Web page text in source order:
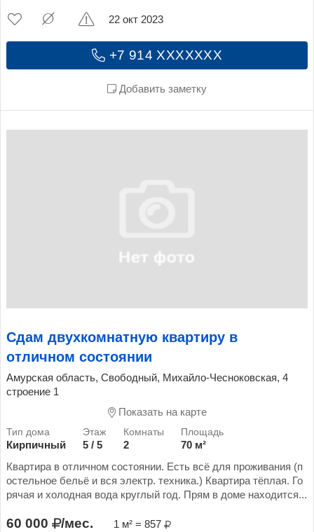
+7 914 XXXXXXX
Добавить заметку
22 окт 2023
Сдам двухкомнатную квартиру в
отличном состоянии
Амурская область, Свободный, Михайло-Чесноковская, 4
строение 1
Показать на карте
Кирпичный 5 / 5 2
70 м²
Квартира в отличном состоянии. Есть всё для проживания (п
остельное бельё и вся электр. техника.) Квартира тёплая. Го
рячая и холодная вода круглый год. Прям в доме находится...
60 000 /мес. 1 м² = 857